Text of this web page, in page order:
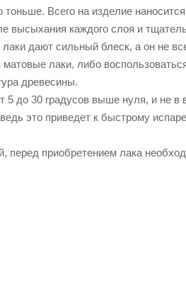
Всего на изделие
высыхания каждого слоя и
дают сильный блеск, а он не
матовые лаки, либо
древесины.
до 30 градусов выше нуля, и не в
это приведет к быстрому
приобретением лака